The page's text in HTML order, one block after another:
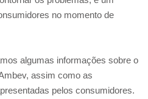
no momento de
algumas informações sobre o
assim como as
pelos consumidores.